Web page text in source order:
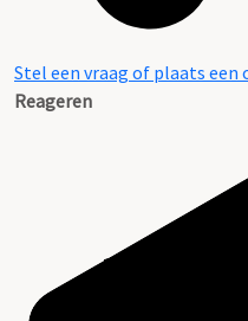
Stel een vraag of plaats
Reageren